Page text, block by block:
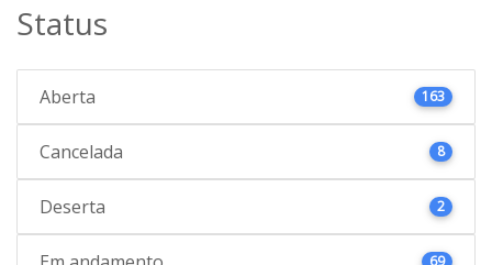
Status
Aberta 163
Cancelada 8
Deserta 2
69